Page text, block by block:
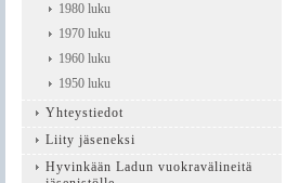
1980 luku
1970 luku
1960 luku
1950 luku
Yhteystiedot
Liity jäseneksi
Hyvinkään Ladun vuokravälineitä